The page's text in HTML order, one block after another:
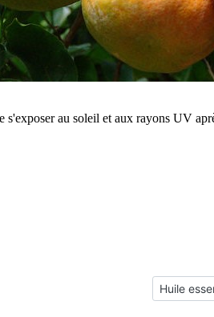
s'exposer au soleil et aux rayons UV
Article
Huile